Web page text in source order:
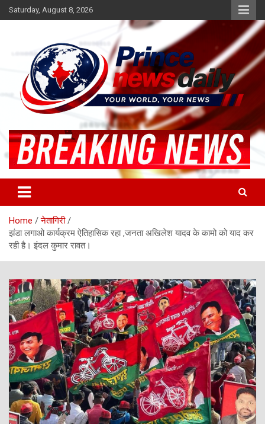
Skip
to
Saturday, August 8, 2026
Princenews Daily
Home
नेतागिरी
झंडा लगाओ कार्यक्रम ऐतिहासिक रहा ,जनता अखिलेश यादव के कामो को याद कर
रही है। इंदल कुमार रावत।